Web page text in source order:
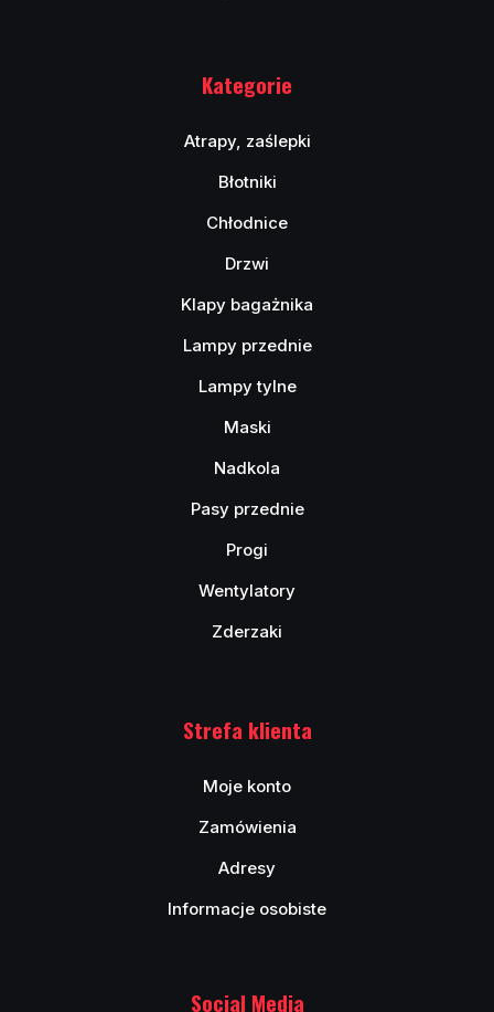
Kategorie
Atrapy, zaślepki
Błotniki
Chłodnice
Drzwi
Klapy bagażnika
Lampy przednie
Lampy tylne
Maski
Nadkola
Pasy przednie
Progi
Wentylatory
Zderzaki
Strefa klienta
Moje konto
Zamówienia
Adresy
Informacje osobiste
Social Media